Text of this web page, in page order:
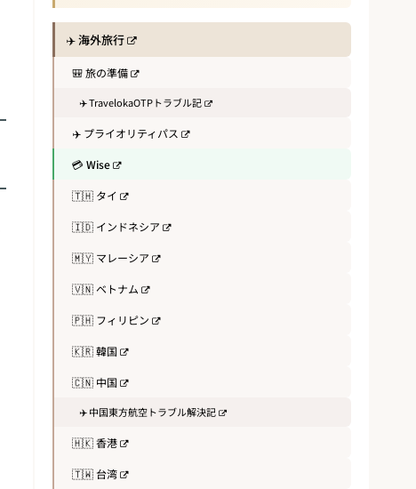
✈️ 海外旅行
🎒 旅の準備
✈️ TravelokaOTPトラブル記
✈️ プライオリティパス
💳 Wise
🇹🇭 タイ
🇮🇩 インドネシア
🇲🇾 マレーシア
🇻🇳 ベトナム
🇵🇭 フィリピン
🇰🇷 韓国
🇨🇳 中国
✈️ 中国東方航空トラブル解決記
🇭🇰 香港
🇹🇼 台湾